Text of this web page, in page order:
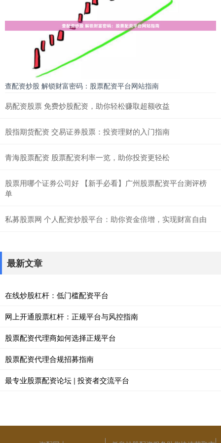
查配资炒股 解锁财富密码：股票配资平台网站指南
易配资股票 免费炒股配资，助你轻松赚取超额收益
股指期货配资 交易证券股票：投资理财的入门指南
青海股票配资 股票配资利率一览，助你投资更轻松
股票用哪个证券公司好 【新手必看】广州股票配资平台测评榜
单
私募股票网 个人配资炒股平台：助你资金倍增，实现财富自由
最新文章
在线炒股杠杆：低门槛配资平台
网上开通股票杠杆：正规平台与风控指南
股票配资代理商如何选择正规平台
股票配资代理合规招募指南
最专业股票配资论坛 | 投资者交流平台